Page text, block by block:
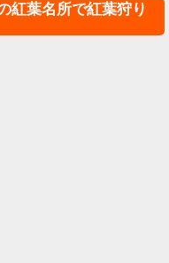
葉名所で紅葉狩り